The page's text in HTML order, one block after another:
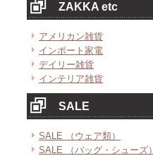
ZAKKA etc
アメリカン雑貨
インポート家電
デイリー雑貨
インテリア雑貨
SALE
SALE （ウェア類）
SALE （バッグ・シューズ）